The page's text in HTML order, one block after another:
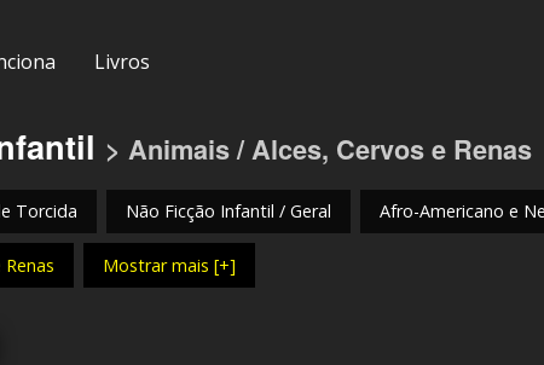
Livros
> Animais / Alces, Cervos e Renas
Torcida Não Ficção Infantil / Geral Afro-Americano e
Mostrar mais [+]